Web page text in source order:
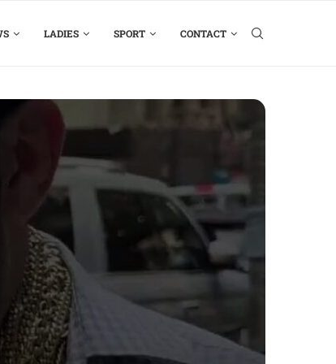
LADIES SPORT CONTACT